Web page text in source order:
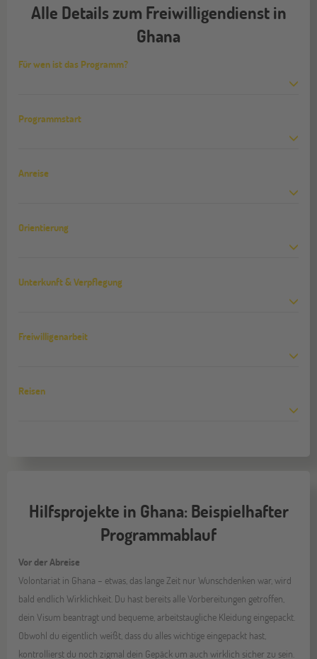
Alle Details zum Freiwilligendienst in
Ghana
Für wen ist das Programm?
Programmstart
Anreise
Orientierung
Unterkunft & Verpflegung
Freiwilligenarbeit
Reisen
Hilfsprojekte in Ghana: Beispielhafter
Programmablauf
Vor der Abreise
Volontariat in Ghana – etwas, das lange Zeit nur Wunschdenken war, wird
bald endlich Wirklichkeit. Du hast bereits alle Vorbereitungen getroffen,
dein Visum beantragt und bequeme, arbeitstaugliche Kleidung eingepackt.
Obwohl du eigentlich weißt, dass du alles wichtige eingepackt hast,
kontrollierst du noch zigmal dein Gepäck um auch wirklich sicher zu sein.